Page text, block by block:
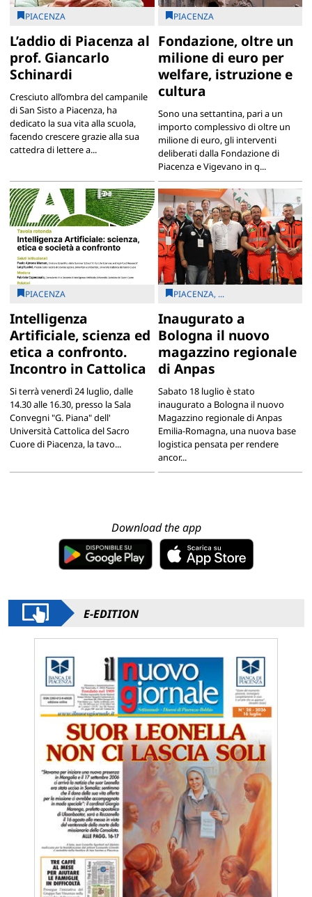
PIACENZA
L’addio di Piacenza al
prof. Giancarlo
Schinardi
Cresciuto all’ombra del campanile
di San Sisto a Piacenza, ha
dedicato la sua vita alla scuola,
facendo crescere grazie alla sua
cattedra di lettere a...
PIACENZA
Fondazione, oltre un
milione di euro per
welfare, istruzione e
cultura
Sono una settantina, pari a un
importo complessivo di oltre un
milione di euro, gli interventi
deliberati dalla Fondazione di
Piacenza e Vigevano in q...
PIACENZA
Intelligenza
Artificiale, scienza ed
etica a confronto.
Incontro in Cattolica
Si terrà venerdì 24 luglio, dalle
14.30 alle 16.30, presso la Sala
Convegni "G. Piana" dell'
Università Cattolica del Sacro
Cuore di Piacenza, la tavo...
PIACENZA, ...
Inaugurato a
Bologna il nuovo
magazzino regionale
di Anpas
Sabato 18 luglio è stato
inaugurato a Bologna il nuovo
Magazzino regionale di Anpas
Emilia-Romagna, una nuova base
logistica pensata per rendere
ancor...
Download the app
E-EDITION